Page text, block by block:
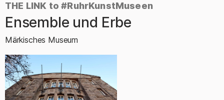
THE LINK to #RuhrKunstMuseen
–
Ensemble und Erbe
Märkisches Museum